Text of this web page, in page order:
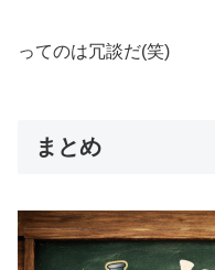
ってのは冗談だ(笑)
まとめ